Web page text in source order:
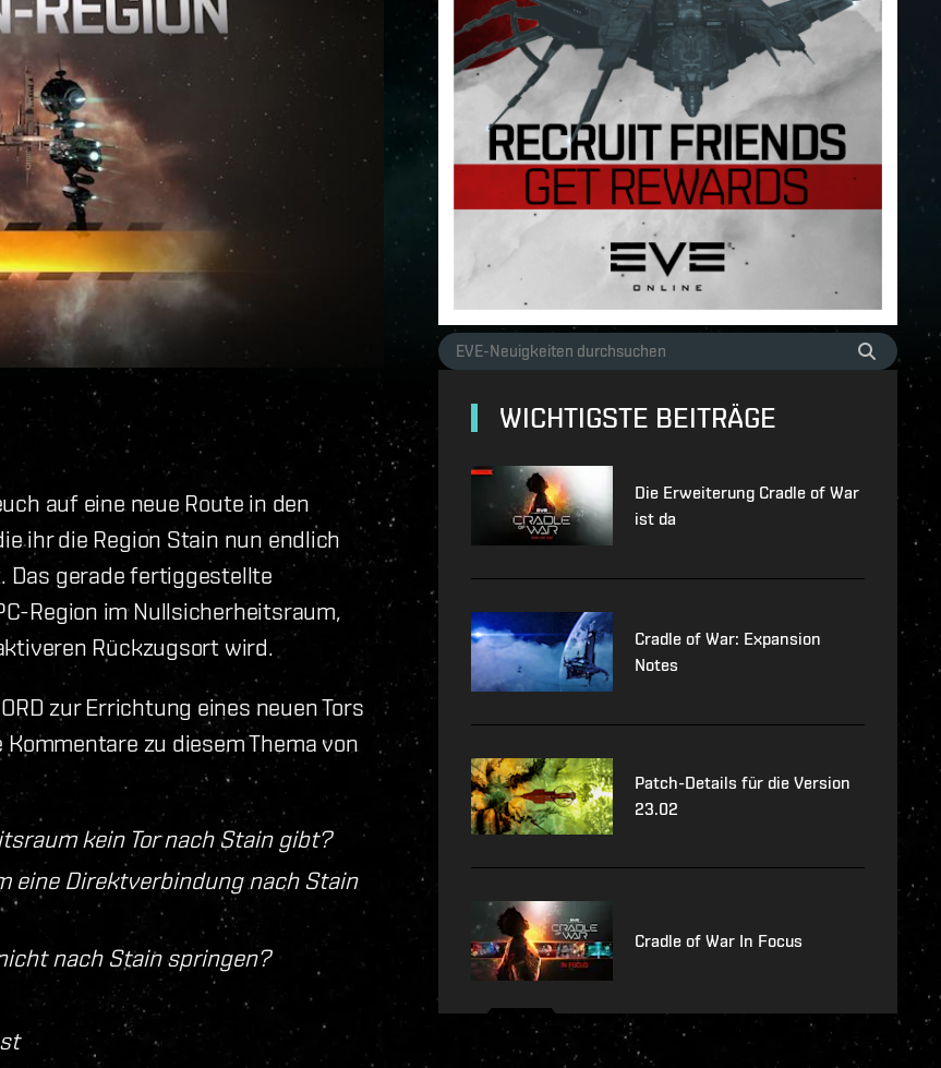
auf eine neue Route in den
ihr die Region Stain nun endlich
Das gerade fertiggestellte
Region im Nullsicherheitsraum,
Rückzugsort wird.
zur Errichtung eines neuen Tors
zu diesem Thema von
kein Tor nach Stain gibt?
eine Direktverbindung nach Stain
nach Stain springen?
WICHTIGSTE BEITRÄGE
Die Erweiterung Cradle of War
ist da
Cradle of War: Expansion
Notes
Patch-Details für die Version
23.02
Cradle of War In Focus